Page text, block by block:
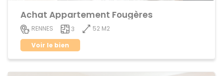
Achat Appartement Fougères
RENNES 3
52 M2
Voir le bien